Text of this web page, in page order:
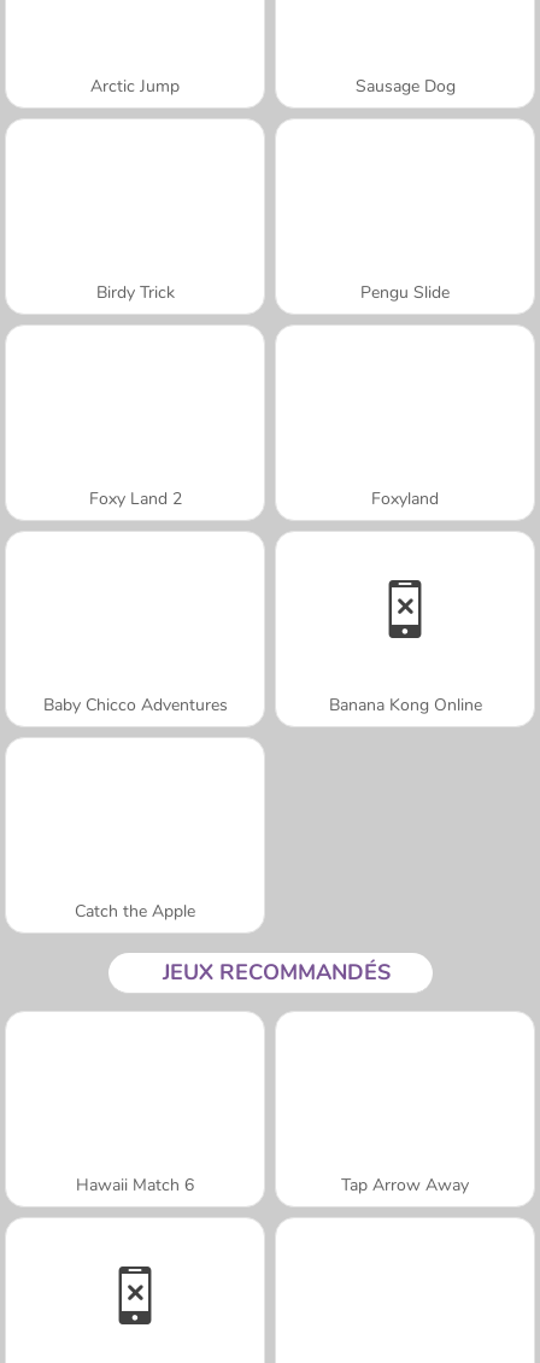
Arctic Jump Sausage Dog
Birdy Trick Pengu Slide
Foxy Land 2 Foxyland
Baby Chicco Adventures Banana Kong Online
Catch the Apple
JEUX RECOMMANDÉS
Hawaii Match 6 Tap Arrow Away